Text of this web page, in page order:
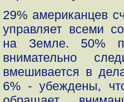
29% американцев
управляет всеми
на Земле. 50%
внимательно
вмешивается в
6% - убеждены,